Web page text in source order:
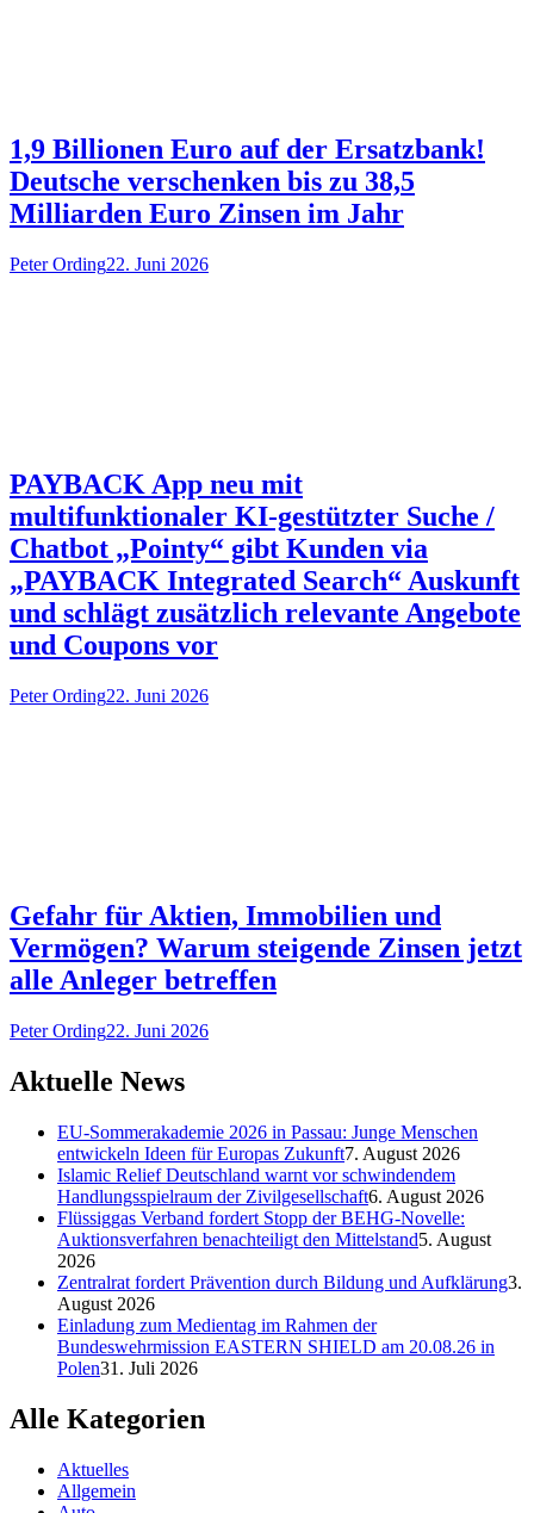
1,9 Billionen Euro auf der Ersatzbank!
Deutsche verschenken bis zu 38,5
Milliarden Euro Zinsen im Jahr
Peter Ording22. Juni 2026
PAYBACK App neu mit
multifunktionaler KI-gestützter Suche /
Chatbot „Pointy“ gibt Kunden via
„PAYBACK Integrated Search“ Auskunft
und schlägt zusätzlich relevante Angebote
und Coupons vor
Peter Ording22. Juni 2026
Gefahr für Aktien, Immobilien und
Vermögen? Warum steigende Zinsen jetzt
alle Anleger betreffen
Peter Ording22. Juni 2026
Aktuelle News
EU-Sommerakademie 2026 in Passau: Junge Menschen
entwickeln Ideen für Europas Zukunft7. August 2026
Islamic Relief Deutschland warnt vor schwindendem
Handlungsspielraum der Zivilgesellschaft6. August 2026
Flüssiggas Verband fordert Stopp der BEHG-Novelle:
Auktionsverfahren benachteiligt den Mittelstand5. August
2026
Zentralrat fordert Prävention durch Bildung und Aufklärung3.
August 2026
Einladung zum Medientag im Rahmen der
Bundeswehrmission EASTERN SHIELD am 20.08.26 in
Polen31. Juli 2026
Alle Kategorien
Aktuelles
Allgemein